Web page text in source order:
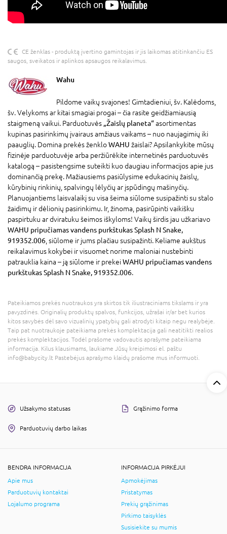
CE ženklas - produktą įvertino gamintojas ir jis laikomas atitinkančiu ES
saugos, sveikatos ir aplinkos apsaugos reikalavimus.
Wahu
Pildome vaikų svajones! Gimtadieniui, šv. Kalėdoms,
šv. Velykoms ar kitai smagiai progai – čia rasite geidžiamiausią
staigmeną vaikui. Parduotuvės „Žaislų planeta“asortimentas
kupinas pasirinkimų įvairaus amžiaus vaikams – nuo naujagimių iki
paauglių. Domina prekės ženkloWAHU žaislai? Apsilankykite mūsų
fizinėje parduotuvėje arba peržiūrėkite internetinės parduotuvės
katalogą – pasistengsime suteikti kuo daugiau informacijos apie jus
dominančią prekę. Mažiausiems pasiūlysime edukacinių žaislų,
kūrybinių rinkinių, spalvingų lėlyčių ar įspūdingų mašinyčių.
Planuojantiems laisvalaikį su visa šeima siūlome susipažinti su stalo
žaidimų ir dėlionių pasirinkimu. Ir, žinoma, pasirūpinti vaikišku
paspirtuku ar dviratuku šeimos iškyloms! Vaikų širdis jau užkariavo
WAHU pripučiamas vandens purkštukas Splash N Snake,
919352.006, siūlome ir jums plačiau susipažinti. Keliame aukštus
reikalavimus kokybei ir visuomet norime maloniai nustebinti
patrauklia kaina – ją siūlome ir prekeiWAHU pripučiamas vandens
purkštukas Splash N Snake, 919352.006.
Pateikiamos prekės nuotraukos yra skirtos tik iliustraciniams tikslams ir yra
pavyzdinės. Originalių produktų spalvos, funkcijos, užrašai ir/ar bet kurios
kitos savybės dėl savo vizualinių ypatybių gali atrodyti kitaip negu realybėje.
Taip pat nuotraukoje pateikiama prekės komplektacija gali neatitikti realios
prekės komplektacijos. Todėl prašome vadovautis aprašyme pateikiama
informacija. Kilus klausimams, laukiame Jūsų kreipimosi el. paštu
info@babycity.lt Pastebėjus aprašymo klaidų prašome mus informuoti.
Užsakymo statusas Grąžinimo forma
Parduotuvių darbo laikas
BENDRA INFORMACIJA
Apie mus
Parduotuvių kontaktai
Lojalumo programa
INFORMACIJA PIRKĖJUI
Apmokėjimas
Pristatymas
Prekių grąžinimas
Pirkimo taisyklės
Susisiekite su mumis